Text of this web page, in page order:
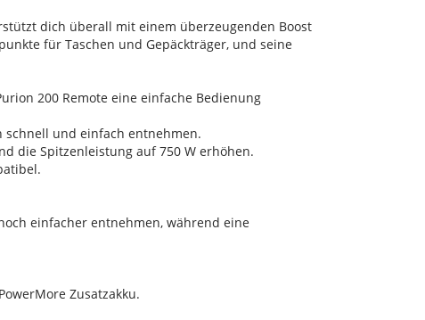
dich überall mit einem überzeugenden Boost
für Taschen und Gepäckträger, und seine
200 Remote eine einfache Bedienung
schnell und einfach entnehmen.
die Spitzenleistung auf 750 W erhöhen.
einfacher entnehmen, während eine
Zusatzakku.